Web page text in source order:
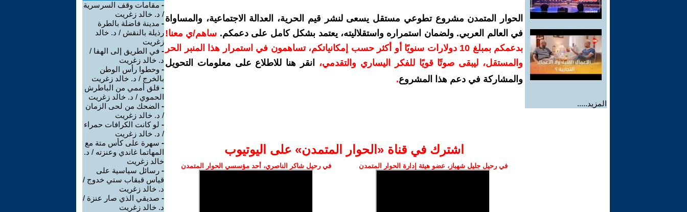
المزيد.....
الحوار المتمدن مشروع تطوعي مستقل يسعى لنشر قيم الحرية، العدالة الاجتماعية، والمساواة
في العالم العربي. ولضمان استمراره واستقلاليته، يعتمد بشكل كامل على دعمكم. ساهم/ي معنا!
بدعمكم بمبلغ 10 دولارات سنويًا أو أكثر حسب إمكانياتكم، تساهمون في استمرار هذا المنبر الحر
والمستقل، ليبقى صوتًا قويًا للفكر اليساري والتقدمي،
انقر هنا للاطلاع على معلومات التحويل
والمشاركة في دعم هذا المشروع.
اشترك في قناة ‫«الحوار المتمدن» على اليوتيوب
في رحيل جليل شهباز، عضو هيئة إدارة الحوار المتمدن في رحيل شاكر الناصري، أحد مؤسسي الحوار المتمدن
- مقامات وقف السرسرية
/ د. خالد زغريت
- مدينة فاضلة بالطرة
رذيلة بالنقش / د. خالد
زغريت
- في الطريق إلى الهفا /
د. خالد زغريت
- وحطوا رأس الوطن
بالخرج / د. خالد زغريت
- قلق أممي من الباطرش
الحموي / د. خالد زغريت
- الضحك من لحى الزمان
/ د. خالد زغريت
- لو كانت الكرافات حمراء
/ د. خالد زغريت
- سهرة على كأس متة مع
المهاتما غاندي وعنزته / د.
خالد زغريت
- رسائل سياسية على
قياس قبقاب ستي خدوج /
د. خالد زغريت
- صديقي الذي صار عنزة /
د. خالد زغريت